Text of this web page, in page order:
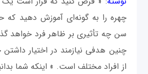
چهره را به گونه‌ای آموزش دهید که
سن چه تأثیری بر ظاهر فرد خواهد
چنین هدفی نیازمند در اختیار
از افراد مختلف است. » اینکه شما